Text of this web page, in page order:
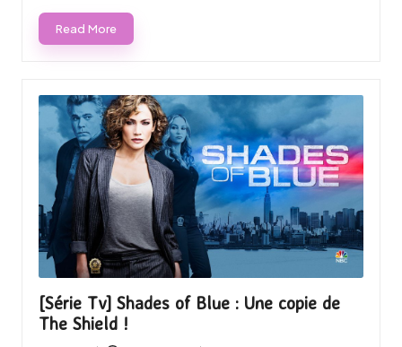
Read More
[Série Tv] Shades of Blue : Une copie de
The Shield !